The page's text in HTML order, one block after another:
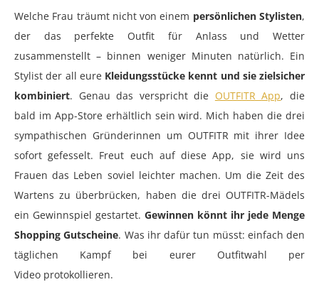
Welche Frau träumt nicht von einem persönlichen Stylisten,
der das perfekte Outfit für Anlass und Wetter
zusammenstellt – binnen weniger Minuten natürlich. Ein
Stylist der all eure Kleidungsstücke kennt und sie zielsicher
kombiniert. Genau das verspricht die OUTFITR App, die
bald im App-Store erhältlich sein wird. Mich haben die drei
sympathischen Gründerinnen um OUTFITR mit ihrer Idee
sofort gefesselt. Freut euch auf diese App, sie wird uns
Frauen das Leben soviel leichter machen. Um die Zeit des
Wartens zu überbrücken, haben die drei OUTFITR-Mädels
ein Gewinnspiel gestartet. Gewinnen könnt ihr jede Menge
Shopping Gutscheine. Was ihr dafür tun müsst: einfach den
täglichen Kampf bei eurer Outfitwahl per
Video protokollieren.